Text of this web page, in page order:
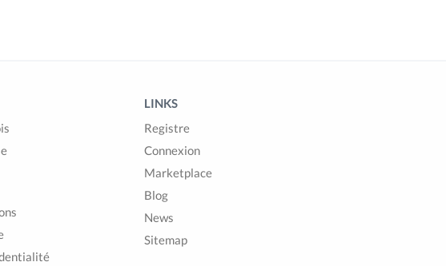
LINKS
Registre
Connexion
Marketplace
Blog
News
Sitemap